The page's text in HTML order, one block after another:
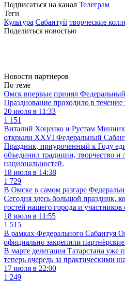
Подписаться на канал Телеграм
Теги
Культура Сабантуй творческие
Поделиться новостью
Новости партнеров
По теме
Омск впервые принял
Празднование проходило в течение
20 июля в 11:33
1 151
Виталий Хоценко и Рустам
открыли XXVI Федеральный
Праздник, приуроченный к Году
объединил традиции, творчество и
национальностей.
18 июля в 14:38
1 729
В Омске в самом разгаре
Сегодня здесь большой праздник,
гостей нашего города и участников
18 июля в 11:55
1 515
В рамках Федерального Сабантуя
официально закрепили
В марте делегация Татарстана уже
теперь очередь за практическими
17 июля в 22:00
1 249